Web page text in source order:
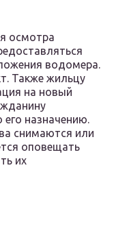
осмотра
водомера.
Также жильцу
на новый
его назначению.
снимаются или
оповещать
их